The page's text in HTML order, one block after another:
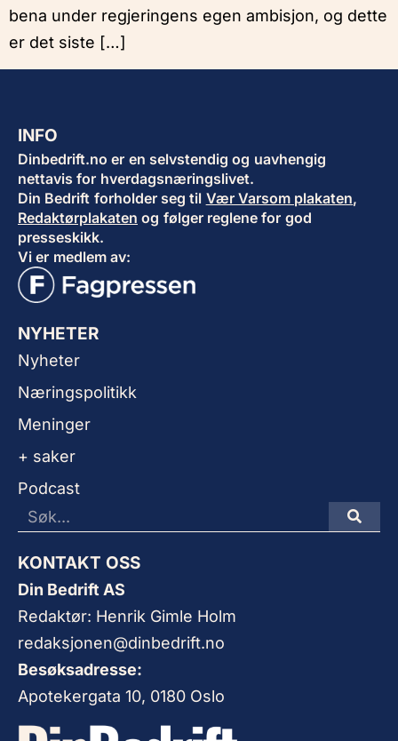
bena under regjeringens egen ambisjon, og dette
er det siste […]
INFO
Dinbedrift.no er en selvstendig og uavhengig
nettavis for hverdagsnæringslivet.
Din Bedrift forholder seg til Vær Varsom plakaten,
Redaktørplakaten og følger reglene for god
presseskikk.
Vi er medlem av:
NYHETER
Nyheter
Næringspolitikk
Meninger
+ saker
Podcast
KONTAKT OSS
Din Bedrift AS
Redaktør: Henrik Gimle Holm
redaksjonen@dinbedrift.no
Besøksadresse:
Apotekergata 10, 0180 Oslo